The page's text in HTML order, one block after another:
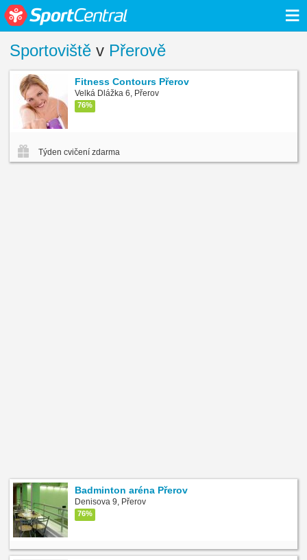
≡
Sportoviště v Přerově
Fitness Contours Přerov
Velká Dlážka 6, Přerov
76%
Týden cvičení zdarma
Badminton aréna Přerov
Denisova 9, Přerov
76%